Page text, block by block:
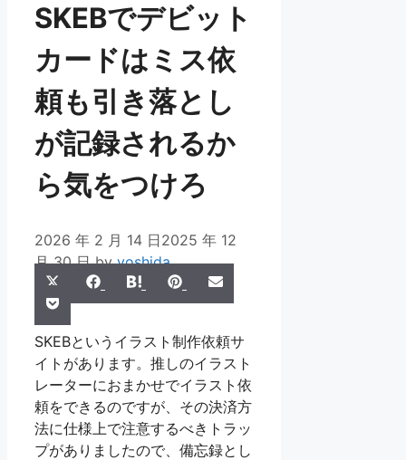
SKEBでデビット
カードはミス依
頼も引き落とし
が記録されるか
ら気をつけろ
2026 年 2 月 14 日2025 年 12
月 30 日 byyoshida
Share
on
(Twitter)
Share
on
Facebook
Share
on
Hatena Share
on
PinterestShare
on
Share
on
Pocket
SKEBというイラスト制作依頼サ
イトがあります。推しのイラスト
レーターにおまかせでイラスト依
頼をできるのですが、その決済方
法に仕様上で注意するべきトラッ
プがありましたので、備忘録とし